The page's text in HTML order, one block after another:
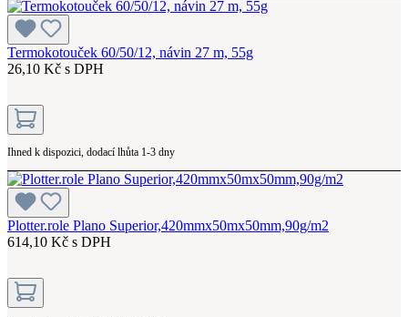
Termokotouček 60/50/12, návin 27 m, 55g
26,10 Kč s DPH
Ihned k dispozici, dodací lhůta 1-3 dny
Plotter.role Plano Superior,420mmx50mx50mm,90g/m2
614,10 Kč s DPH